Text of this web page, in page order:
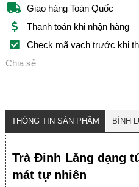
Giao hàng Toàn Quốc
Thanh toán khi nhận hàng
Check mã vạch trước khi
Chia sẻ
THÔNG TIN SẢN PHẨM BÌNH
Trà Đinh Lăng dạng
mát tự nhiên